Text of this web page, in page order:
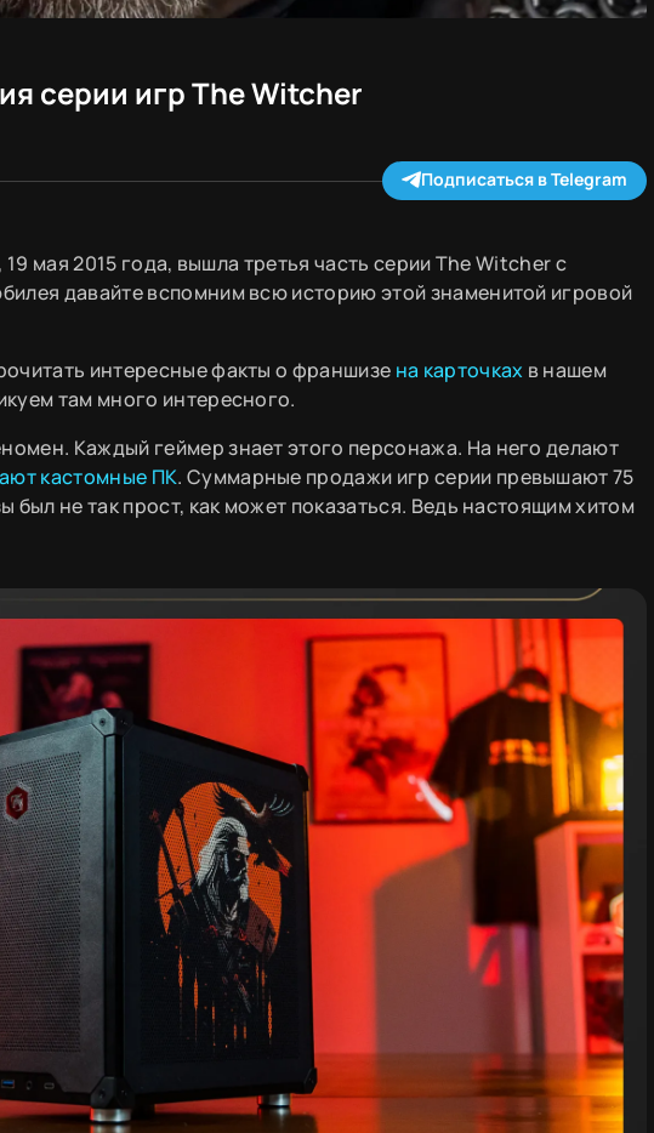
серии игр The Witcher
Подписаться в Telegram
мая 2015 года, вышла третья часть серии The Witcher с
давайте вспомним всю историю этой знаменитой игровой
интересные факты о франшизе на карточках в нашем
там много интересного.
Каждый геймер знает этого персонажа. На него делают
кастомные ПК. Суммарные продажи игр серии превышают 75
был не так прост, как может показаться. Ведь настоящим хитом